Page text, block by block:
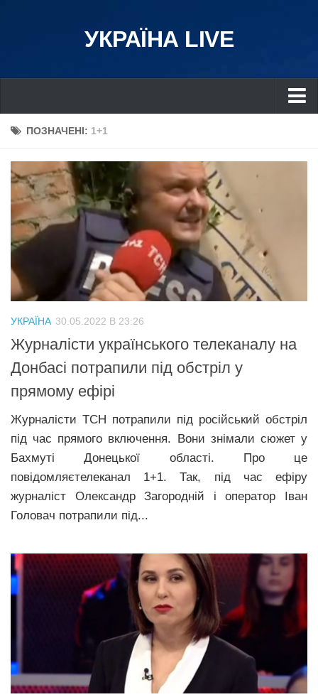
УКРАЇНА LIVE
Україна
Дніпро
Львів
Івано-Франківськ
Одеса
Схід
Прикарпаття
Економіка
Політика
Світ
Цікаво
Наука
Технології
Історії
Привітання
ПОЗНАЧЕНІ: 1+1
УКРАЇНА 30.05.2022 В 23:26
Журналісти українського телеканалу на
Донбасі потрапили під обстріл у
прямому ефірі
Журналісти ТСН потрапили під російський обстріл
під час прямого включення. Вони знімали сюжет у
Бахмуті Донецької області. Про це
повідомляєтелеканал 1+1. Так, під час ефіру
журналіст Олександр Загородній і оператор Іван
Головач потрапили під...